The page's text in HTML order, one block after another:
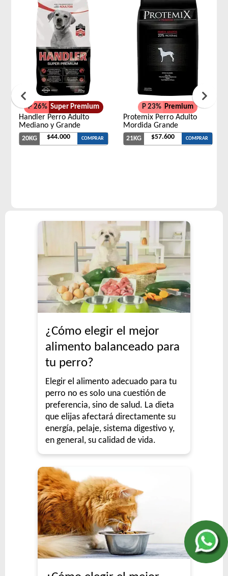
P 26% Super Premium
Handler Perro Adulto
Mediano y Grande
20KG $44.000 COMPRAR
P 23% Premium
Protemix Perro Adulto
Mordida Grande
21KG $57.600 COMPRAR
¿Cómo elegir el mejor
alimento balanceado para
tu perro?
Elegir el alimento adecuado para tu
perro no es solo una cuestión de
preferencia, sino de salud. La dieta
que elijas afectará directamente su
energía, pelaje, sistema digestivo y,
en general, su calidad de vida.